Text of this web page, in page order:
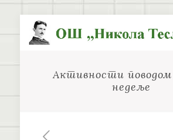
Активности поводом
недеље